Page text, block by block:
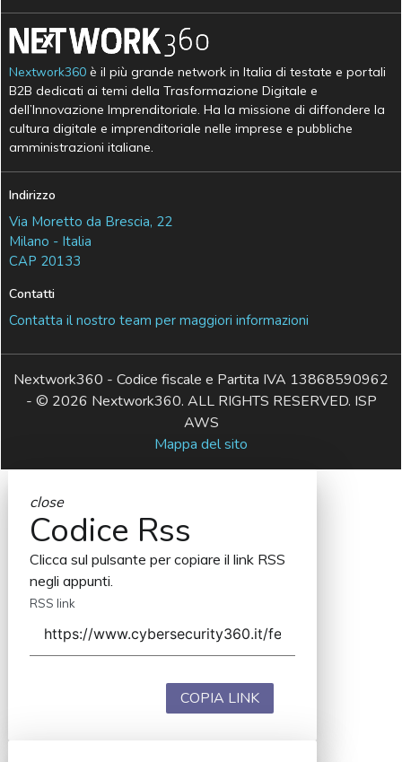
Nextwork360 è il più grande network in Italia di testate e portali
B2B dedicati ai temi della Trasformazione Digitale e
dell’Innovazione Imprenditoriale. Ha la missione di diffondere la
cultura digitale e imprenditoriale nelle imprese e pubbliche
amministrazioni italiane.
Indirizzo
Via Moretto da Brescia, 22
Milano - Italia
CAP 20133
Contatti
Contatta il nostro team per maggiori informazioni
Nextwork360 - Codice fiscale e Partita IVA 13868590962
- © 2026 Nextwork360. ALL RIGHTS RESERVED. ISP
AWS
Mappa del sito
close
Codice Rss
Clicca sul pulsante per copiare il link RSS
negli appunti.
RSS link
COPIA LINK